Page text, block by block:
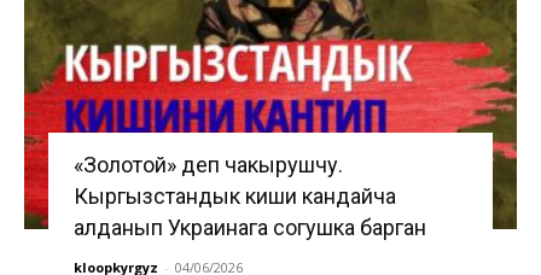
«Золотой» деп чакырушчу.
Кыргызстандык киши кандайча
алданып Украинага согушка барган
kloopkyrgyz - 04/06/2026